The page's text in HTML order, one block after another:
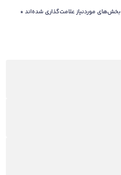
بخش‌های موردنیاز علامت‌گذاری شده‌اند *